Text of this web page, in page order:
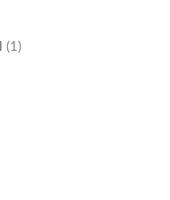
(1)